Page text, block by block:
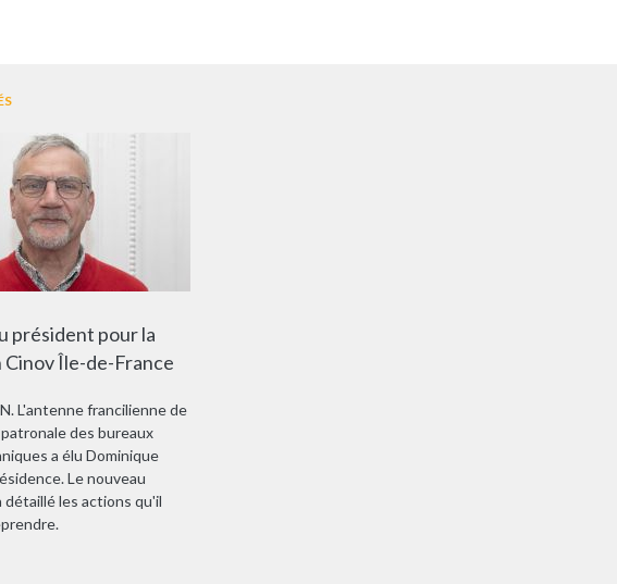
président pour la
Île-de-France
L'antenne francilienne de
des bureaux
a élu Dominique
Le nouveau
détaillé les actions qu'il